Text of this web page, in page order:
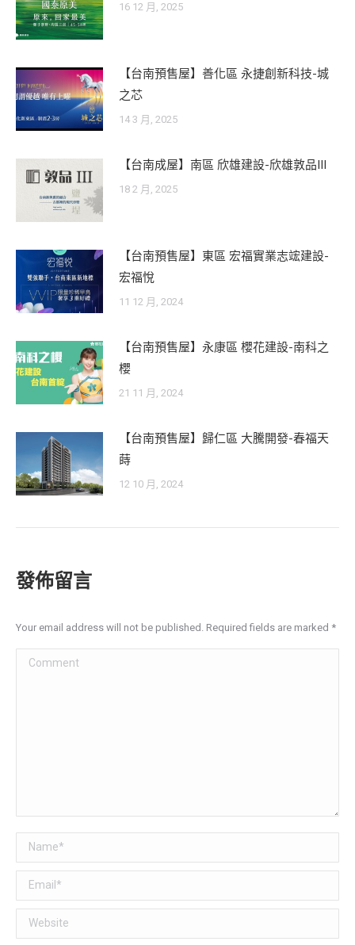
16 12 月, 2025
【台南預售屋】善化區 永捷創新科技-城
之芯
14 3 月, 2025
【台南成屋】南區 欣雄建設-欣雄敦品III
18 2 月, 2025
【台南預售屋】東區 宏福實業志竤建設-
宏福悅
11 12 月, 2024
【台南預售屋】永康區 櫻花建設-南科之
櫻
21 11 月, 2024
【台南預售屋】歸仁區 大騰開發-春福天
蒔
12 10 月, 2024
發佈留言
Your email address will not be published. Required fields are marked *
Comment
Name *
Email *
Website